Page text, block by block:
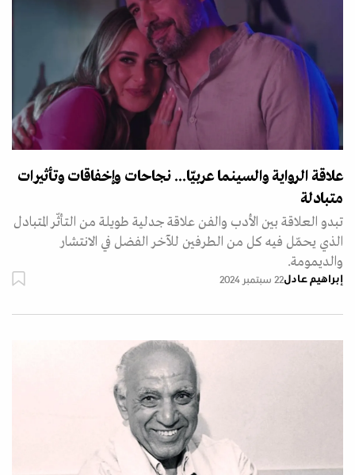
علاقة الرواية والسينما عربيّا... نجاحات وإخفاقات وتأثيرات
متبادلة
تبدو العلاقة بين الأدب والفن علاقة جدلية طويلة من التأثّر المتبادل
الذي يحمّل فيه كل من الطرفين للآخر الفضل في الانتشار
والديمومة.
إبراهيم عادل22 سبتمبر 2024